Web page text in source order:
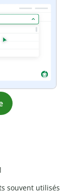
souvent utilisés